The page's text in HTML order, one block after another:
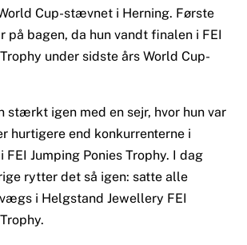
Cup-stævnet i Herning. Første
på bagen, da hun vandt finalen i FEI
under sidste års World Cup-
stærkt igen med en sejr, hvor hun var
hurtigere end konkurrenterne i
FEI Jumping Ponies Trophy. I dag
rytter det så igen: satte alle
i Helgstand Jewellery FEI